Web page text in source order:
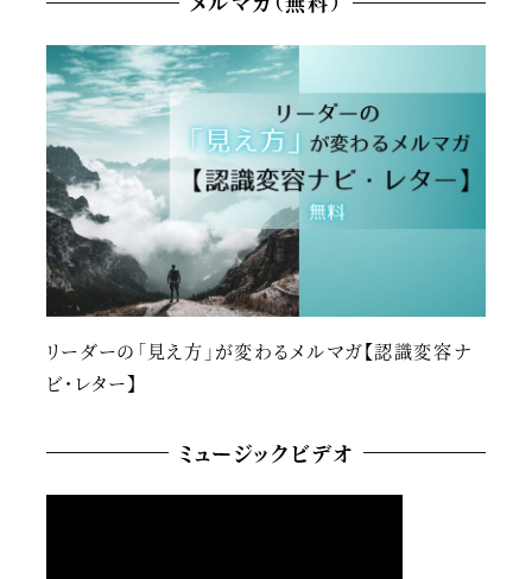
リーダーの「見え方」が変わるメルマガ【認識変容ナ
ビ・レター】
ミュージックビデオ